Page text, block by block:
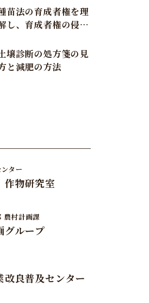
苗法の育成者権を理
し、育成者権の侵害
しましょう！
壌診断の処方箋の見
と減肥の方法
ター
物研究室
農村計画課
グループ
改良普及センター